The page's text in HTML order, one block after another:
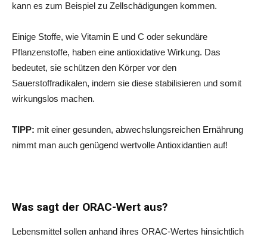
kann es zum Beispiel zu Zellschädigungen kommen.
Einige Stoffe, wie Vitamin E und C oder sekundäre
Pflanzenstoffe, haben eine antioxidative Wirkung. Das
bedeutet, sie schützen den Körper vor den
Sauerstoffradikalen, indem sie diese stabilisieren und somit
wirkungslos machen.
TIPP: mit einer gesunden, abwechslungsreichen Ernährung
nimmt man auch genügend wertvolle Antioxidantien auf!
Was sagt der ORAC-Wert aus?
Lebensmittel sollen anhand ihres ORAC-Wertes hinsichtlich